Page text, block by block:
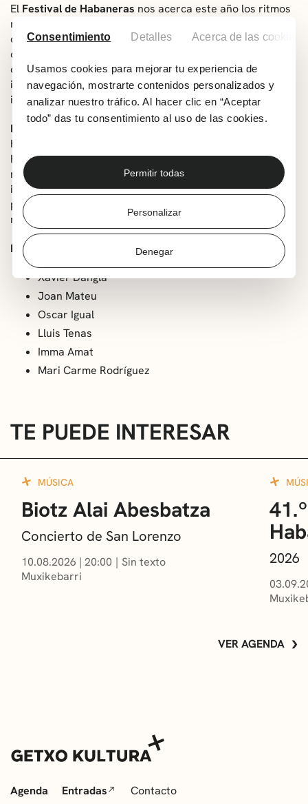
Consentimiento Detalles Acerca de las cookies
Usamos cookies para mejorar tu experiencia de
navegación, mostrarte contenidos personalizados y
analizar nuestro tráfico. Al hacer clic en “Aceptar
todo” das tu consentimiento al uso de las cookies.
Permitir todas
Personalizar
Denegar
El Festival de Habaneras nos acerca este año los ritmos
marineros de las formaciones catalanas Xarxa y Mestre
d’Aixa. El último día cerraremos el festival con la
compositora, trovadora y cantante Liuba Maria Hevia, la
cual se ha convertido en una de las voces
imprescindibles del panorama musical cubano e
iberoamerican
Mestre d’Aixa
hace más de 35 años en Vilasar de Mar. El grupo siempre
ha mantenido su formación original compuesto por voces
mixtas, acordeón y guitarras acompañados por
instrumentos de percusión. La formación tiene un estilo
particular que combina la habanera y los ritmos
marineros con la canción tradicional y popular.
Miembros del grupo:
Xavier Dangla
Joan Mateu
Oscar Igual
Lluis Tenas
Imma Amat
Mari Carme Rodríguez
TE PUEDE INTERESAR
MÚSICA
Biotz Alai Abesbatza
Concierto de San Lorenzo
10.08.2026 | 20:00
Sin texto
Muxikebarri
2026
VER AGENDA
Agenda Entradas Contacto